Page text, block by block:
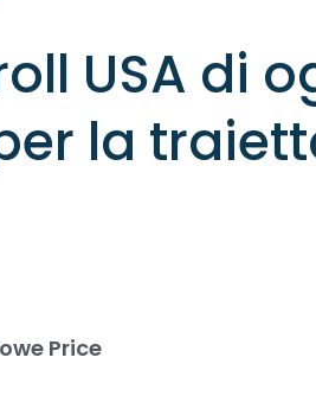
USA di
la
Price